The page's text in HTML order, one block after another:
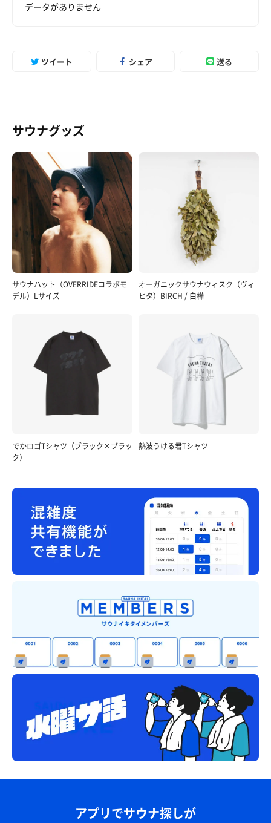
データがありません
ツイート シェア 送る
サウナグッズ
サウナハット（OVERRIDEコラボモ
デル）Lサイズ
オーガニックサウナウィスク（ヴィ
ヒタ）BIRCH / 白樺
でかロゴTシャツ（ブラック×ブラッ
ク）
熱波うける君Tシャツ
アプリでサウナ探しが